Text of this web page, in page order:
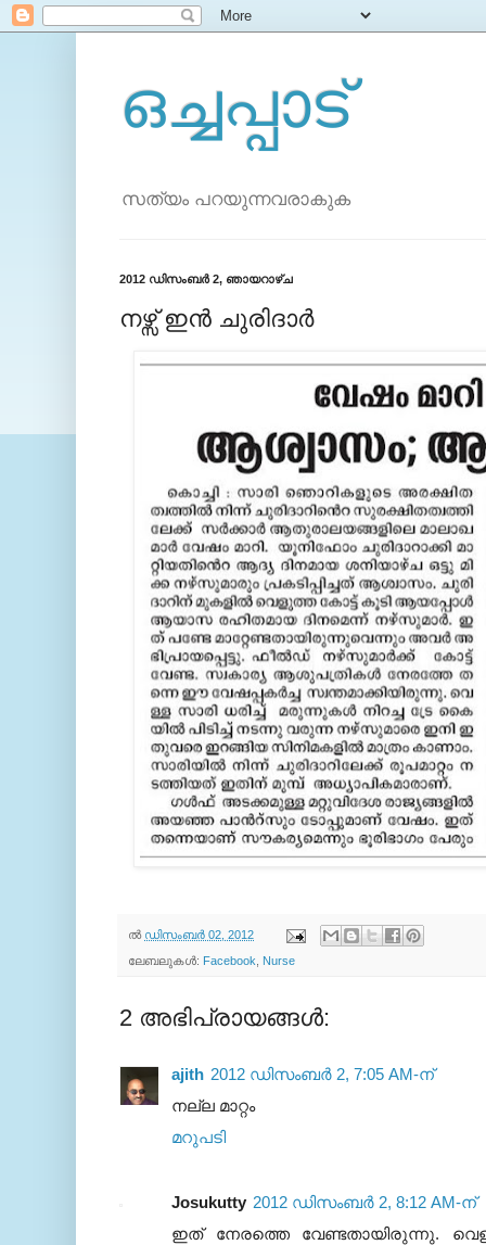
ഒച്ചപ്പാട്
സത്യം പറയുന്നവരാകുക
2012 ഡിസംബർ 2, ഞായറാഴ്‌ച
നഴ്സ് ഇന്‍ ചുരിദാര്‍
ല്‍ ഡിസംബർ 02, 2012
ലേബലുകള്‍: Facebook, Nurse
2 അഭിപ്രായങ്ങൾ:
ajith 2012 ഡിസംബർ 2, 7:05 AM-ന്
നല്ല മാറ്റം
മറുപടി
Josukutty 2012 ഡിസംബർ 2, 8:12 AM-ന്
ഇത് നേരത്തെ വേണ്ടതായിരുന്നു.